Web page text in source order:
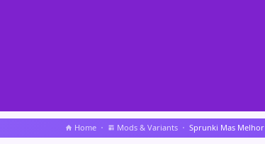
Home Mods & Variants Sprunki Mas Melhor